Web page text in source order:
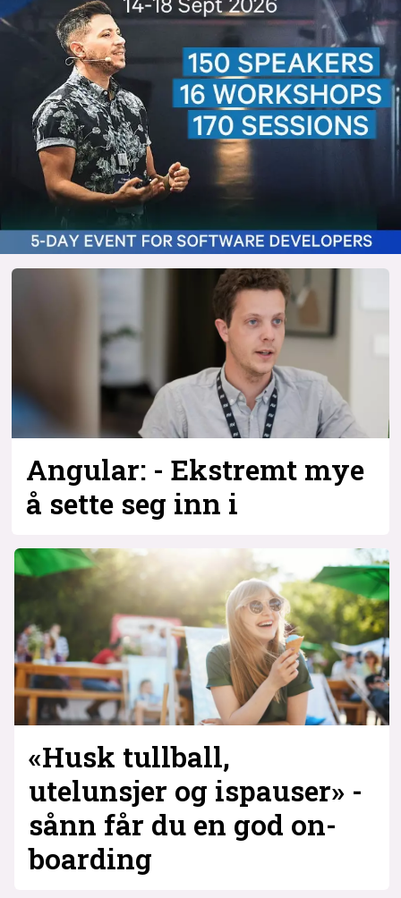
Angular: - Ekstremt mye
å sette seg inn i
«Husk tullball,
utelunsjer og ispauser» -
sånn får du en god on­
boarding